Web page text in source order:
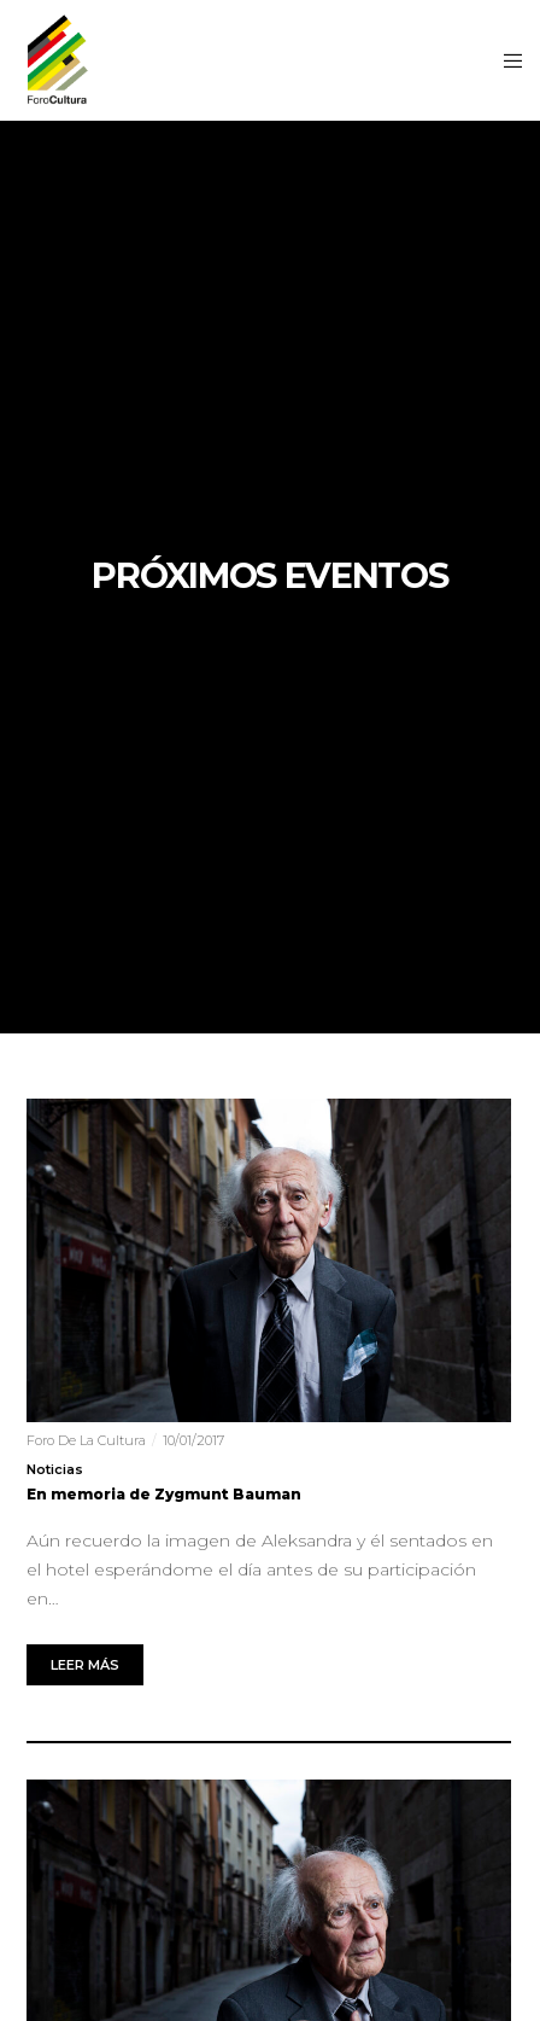
PRÓXIMOS EVENTOS
Foro De La Cultura
10/01/2017
Noticias
En memoria de Zygmunt Bauman
Aún recuerdo la imagen de Aleksandra y él sentados en
el hotel esperándome el día antes de su participación
en…
LEER MÁS